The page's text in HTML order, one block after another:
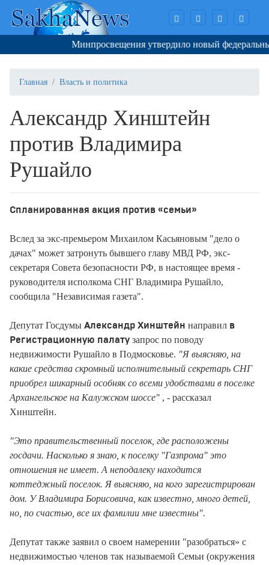
Минпросвещения утвердило новый федеральный
Главная Власть и политика
Александр Хинштейн
против Владимира
Рушайло
Спланированная акция против «семьи»
Вслед за экс-премьером Михаилом Касьяновым "дело о
дачах" может затронуть бывшего главу МВД РФ, экс-
секретаря Совета безопасности РФ, в настоящее время -
руководителя исполкома СНГ Владимира Рушайло,
сообщила "Независимая газета".
Депутат Госдумы Александр Хинштейн направил в
Регистрационную палату запрос по поводу
недвижимости Рушайло в Подмосковье. "Я выясняю, на
какие средства скромный исполнительный секретарь СНГ
приобрел шикарный особняк со всеми удобствами в поселке
Архангельское на Калужском шоссе" , - рассказал
Хинштейн.
"Это правительственный поселок, где расположены
госдачи. Насколько я знаю, к поселку "Газпрома" это
отношения не имеет. А неподалеку находится
коттеджный поселок. Я выясняю, на кого зарегистрирован
дом. У Владимира Борисовича, как известно, много детей,
но, по счастью, все их фамилии мне известны".
Депутат также заявил о своем намерении "разобраться» с
недвижимостью членов так называемой Семьи (окружения